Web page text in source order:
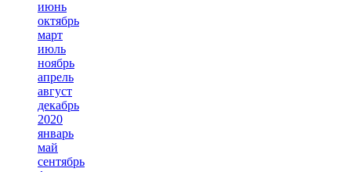
июнь
октябрь
март
июль
ноябрь
апрель
август
декабрь
2020
январь
май
сентябрь